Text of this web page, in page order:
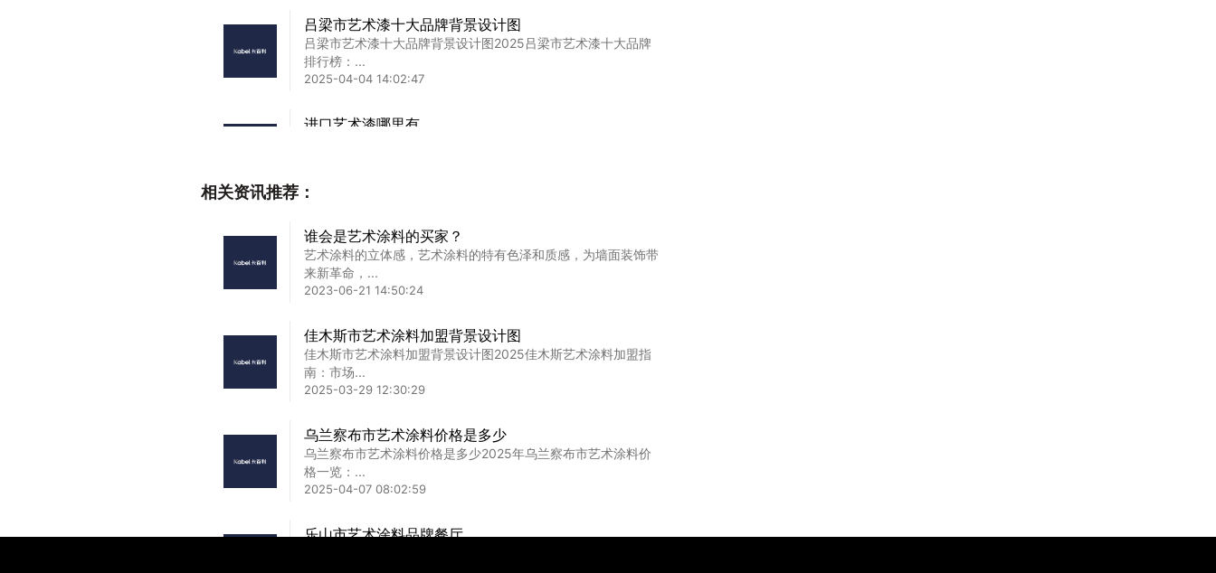
吕梁市艺术漆十大品牌背景设计图
吕梁市艺术漆十大品牌背景设计图2025吕梁市艺术漆十大品牌
排行榜：...
2025-04-04 14:02:47
进口艺术漆哪里有
凉山彝族自治州艺术涂料加盟哪个品牌好2025凉山彝族自治州
艺术涂料...
2025-04-04 04:03:25
热门的艺术漆品牌,"艺术漆品牌全面解析：探寻与您家居风格完
美契合的...
2025-01-31 15:45:31
相关资讯推荐：
谁会是艺术涂料的买家？
艺术涂料的立体感，艺术涂料的特有色泽和质感，为墙面装饰带
来新革命，...
2023-06-21 14:50:24
佳木斯市艺术涂料加盟背景设计图
佳木斯市艺术涂料加盟背景设计图2025佳木斯艺术涂料加盟指
南：市场...
2025-03-29 12:30:29
乌兰察布市艺术涂料价格是多少
乌兰察布市艺术涂料价格是多少2025年乌兰察布市艺术涂料价
格一览：...
2025-04-07 08:02:59
乐山市艺术涂料品牌餐厅